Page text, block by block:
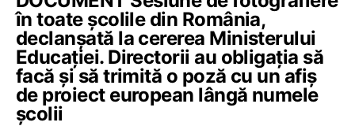
în toate școlile din România,
declanșată la cererea Ministerului
Educației. Directorii au obligația să
facă și să trimită o poză cu un afiș
de proiect european lângă numele
școlii